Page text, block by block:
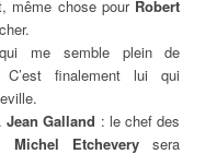
même chose pour Robert
me semble plein de
finalement lui qui
Jean Galland : le chef des
Michel Etchevery sera